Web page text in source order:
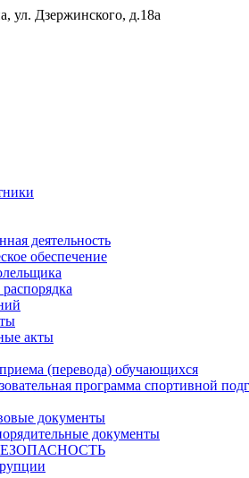
ул. Дзержинского, д.18а
деятельность
обеспечение
акты
(перевода) обучающихся
программа спортивной
документы
документы